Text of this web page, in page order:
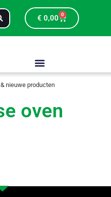
€ 0,00 0
nieuwe producten
oven